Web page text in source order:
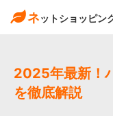
ネットショッピン
2025年最新！
を徹底解説